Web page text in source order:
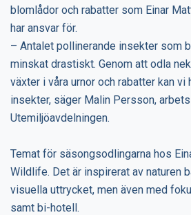
blomlådor och rabatter som Einar
har ansvar för.
– Antalet pollinerande insekter som
minskat drastiskt. Genom att odla
växter i våra urnor och rabatter kan vi
insekter, säger Malin Persson,
Utemiljöavdelningen.
Temat för säsongsodlingarna hos
Wildlife. Det är inspirerat av naturen
visuella uttrycket, men även med
samt bi-hotell.